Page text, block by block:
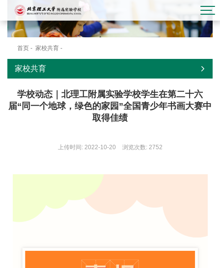
首页 - 家校共育 -
家校共育
学校动态｜北理工附属实验学校学生在第二十六
届“同一个地球，绿色的家园”全国青少年书画大赛中
取得佳绩
上传时间: 2022-10-20 浏览次数: 2752